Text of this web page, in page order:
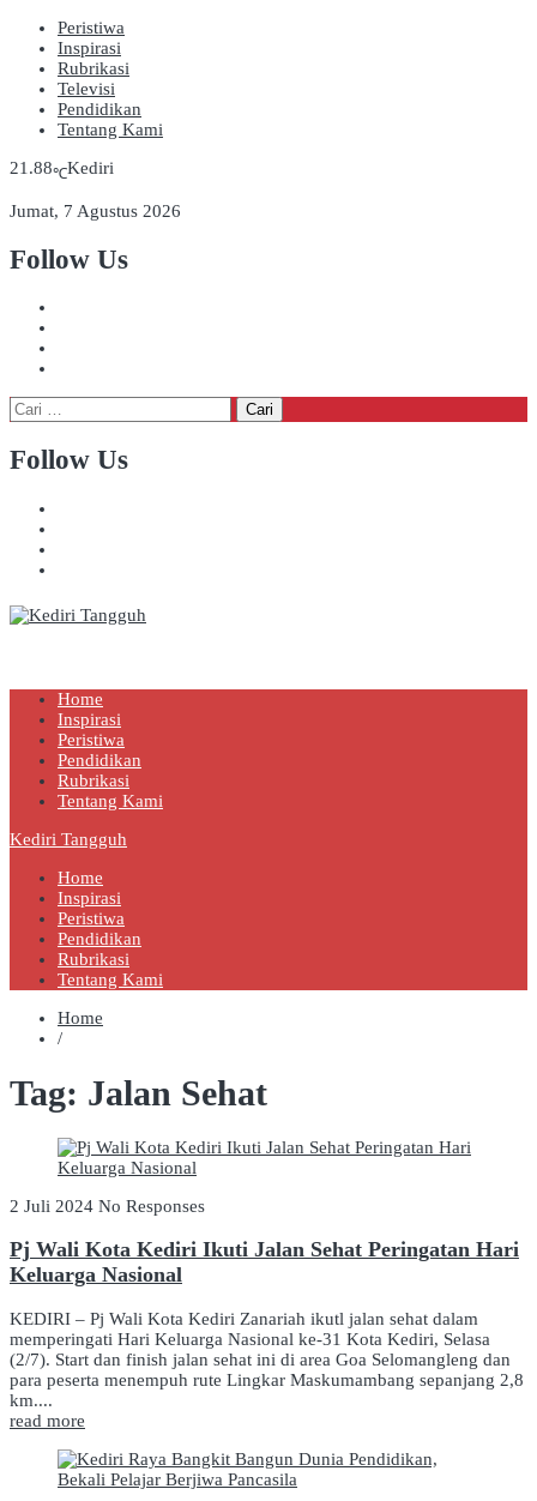
Peristiwa
Inspirasi
Rubrikasi
Televisi
Pendidikan
Tentang Kami
21.88℃Kediri
Jumat, 7 Agustus 2026
Follow Us
Cari
untuk:
Follow Us
Home
Inspirasi
Peristiwa
Pendidikan
Rubrikasi
Tentang Kami
Kediri Tangguh
Home
Inspirasi
Peristiwa
Pendidikan
Rubrikasi
Tentang Kami
Home
/
Tag: Jalan Sehat
2 Juli 2024 No Responses
Pj Wali Kota Kediri Ikuti Jalan Sehat Peringatan Hari
Keluarga Nasional
KEDIRI – Pj Wali Kota Kediri Zanariah ikutl jalan sehat dalam
memperingati Hari Keluarga Nasional ke-31 Kota Kediri, Selasa
(2/7). Start dan finish jalan sehat ini di area Goa Selomangleng dan
para peserta menempuh rute Lingkar Maskumambang sepanjang 2,8
km....
read more